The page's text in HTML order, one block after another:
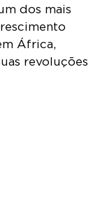
dos mais
África,
revoluções